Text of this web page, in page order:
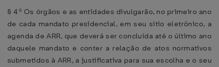
§ 4º Os órgãos e as entidades divulgarão, no primeiro ano
de cada mandato presidencial, em seu sítio eletrônico, a
agenda de ARR, que deverá ser concluída até o último ano
daquele mandato e conter a relação de atos normativos
submetidos à ARR, a justificativa para sua escolha e o seu